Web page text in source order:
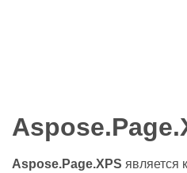
Aspose.Page.XPS является